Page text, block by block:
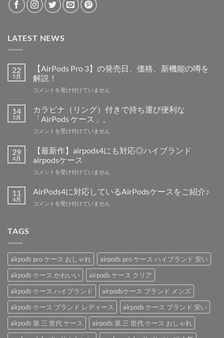
LATEST NEWS
22
5月
【AirPods Pro 3】の発売日、価格、新機能の噂を
解説！
【AirPods
3】
の
売
格、
機
の
コメントを受け付けていません
14
5月
カラビナ（リング）付きで持ち運び便利な
「AirPods ケース」。
カ
（リ
ン
付
で
利
な
「AirPods
ケ
ー
ス」。
は
コメントを受け付けていません
29
4月
【最新作】airpods4にも対応◎ハイブランド
airpodsケース
【最
作】
に
ブ
ラ
ン
ド
airpods
ケ
ー
ス
は
コメントを受け付けていません
11
4月
AirPods4に対応しているAirPodsケースをご紹介♪
AirPods4
い
る
AirPods
ケ
ー
ス
を
ご
紹
介
コメントを受け付けていません
TAGS
airpods pro ケース おしゃれ
airpods pro ケース ハイブランド 安い
airpods ケース かわいい
airpods ケース クリア
airpods ケース ハイブランド
airpodsケース ブランド メンズ
airpods ケース ブランド レディース
airpods ケース ブランド 安い
airpods 第 三 世代 ケース
airpods 第 三 世代 ケース おしゃれ